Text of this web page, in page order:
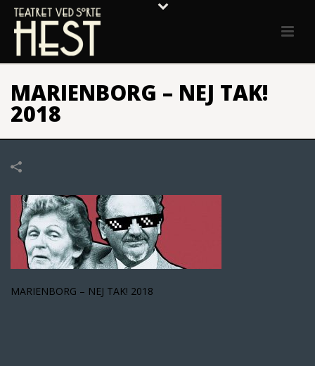
MARIENBORG – NEJ TAK!
2018
MARIENBORG – NEJ TAK! 2018